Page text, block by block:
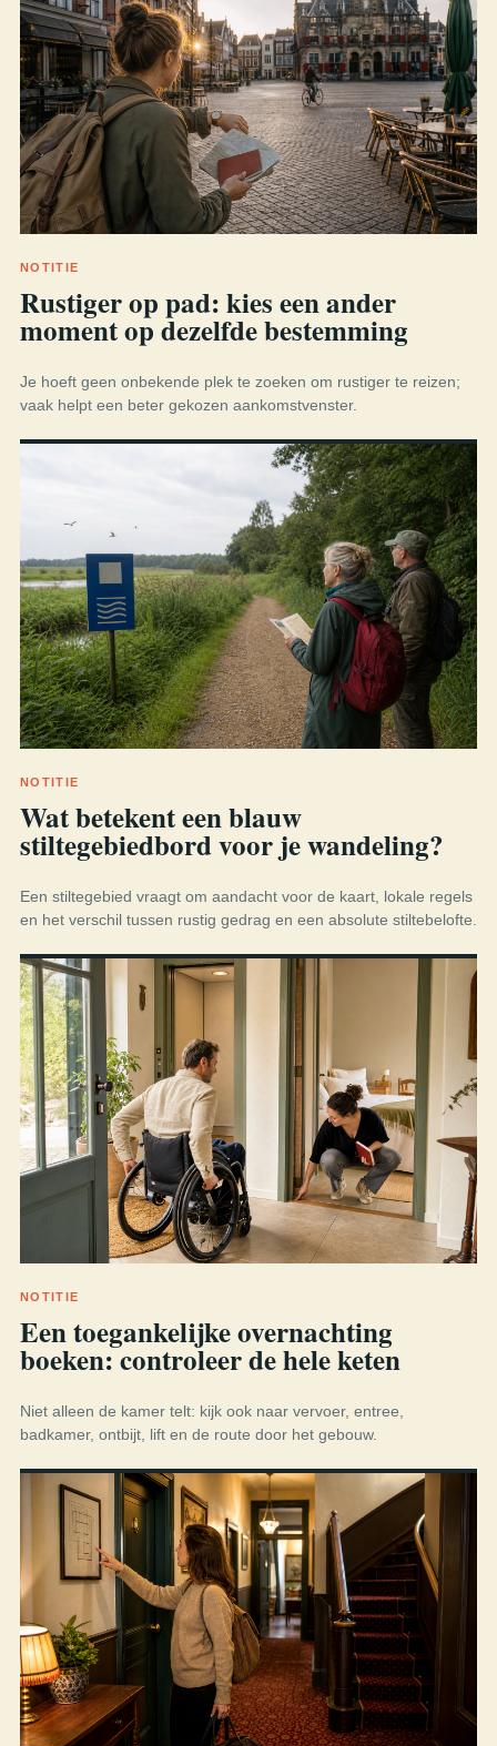
NOTITIE
Rustiger op pad: kies een ander
moment op dezelfde bestemming
Je hoeft geen onbekende plek te zoeken om rustiger te reizen;
vaak helpt een beter gekozen aankomstvenster.
NOTITIE
Wat betekent een blauw
stiltegebiedbord voor je wandeling?
Een stiltegebied vraagt om aandacht voor de kaart, lokale regels
en het verschil tussen rustig gedrag en een absolute stiltebelofte.
NOTITIE
Een toegankelijke overnachting
boeken: controleer de hele keten
Niet alleen de kamer telt: kijk ook naar vervoer, entree,
badkamer, ontbijt, lift en de route door het gebouw.